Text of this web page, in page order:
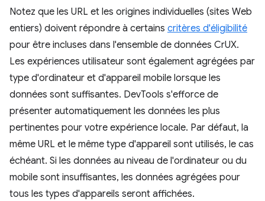
Notez que les URL et les origines individuelles (sites Web
entiers) doivent répondre à certains critères d'éligibilité
pour être incluses dans l'ensemble de données CrUX.
Les expériences utilisateur sont également agrégées par
type d'ordinateur et d'appareil mobile lorsque les
données sont suffisantes. DevTools s'efforce de
présenter automatiquement les données les plus
pertinentes pour votre expérience locale. Par défaut, la
même URL et le même type d'appareil sont utilisés, le cas
échéant. Si les données au niveau de l'ordinateur ou du
mobile sont insuffisantes, les données agrégées pour
tous les types d'appareils seront affichées.